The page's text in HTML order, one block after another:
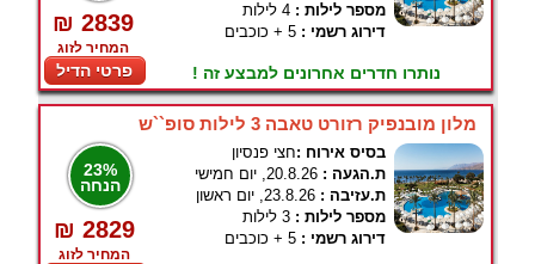
₪ 2839
המחיר לזוג
פרטי הדיל
מספר לילות : 4 לילות
דירוג רשמי : 5 + כוכבים
נותרו חדרים אחרונים למבצע זה !
מלון מובנפיק רזורט טאבה 3 לילות סופ``ש
23%
הנחה
₪ 2829
המחיר לזוג
בסיס אירוח :חצי פנסיון
ת.הגעה : 20.8.26, יום חמישי
ת.עזיבה : 23.8.26, יום ראשון
מספר לילות : 3 לילות
דירוג רשמי : 5 + כוכבים